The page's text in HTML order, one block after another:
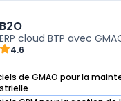
franchisées. Openbravo : est le
B2O
ERP cloud BTP avec
4.6
de GMAO pour la
dans cette catégorie